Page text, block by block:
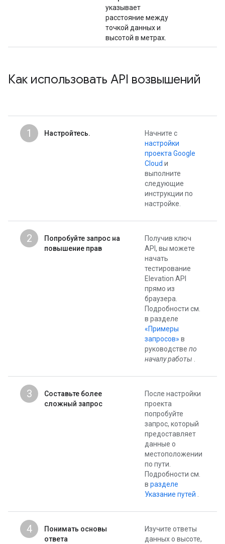
указывает
расстояние между
точкой данных и
высотой в метрах.
Как использовать API возвышений
1 Настройтесь.
Начните с
настройки
проекта Google
Cloud и
выполните
следующие
инструкции по
настройке.
2
Попробуйте запрос на
повышение прав
Получив ключ
API, вы можете
начать
тестирование
Elevation API
прямо из
браузера.
Подробности см.
в разделе
«Примеры
запросов» в
руководстве по
началу работы .
3
Составьте более
сложный запрос
После настройки
проекта
попробуйте
запрос, который
предоставляет
данные о
местоположении
по пути.
Подробности см.
в разделе
Указание путей .
4
Понимать основы
ответа
Изучите ответы
данных о высоте,